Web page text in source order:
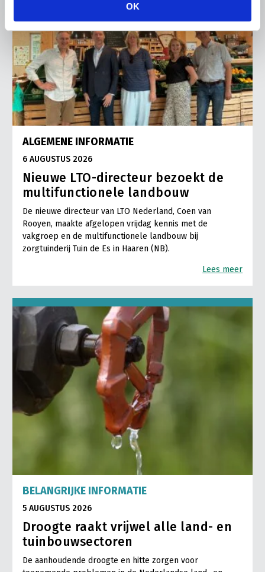
OK
ALGEMENE INFORMATIE
6 AUGUSTUS 2026
Nieuwe LTO-directeur bezoekt de
multifunctionele landbouw
De nieuwe directeur van LTO Nederland, Coen van
Rooyen, maakte afgelopen vrijdag kennis met de
vakgroep en de multifunctionele landbouw bij
zorgtuinderij Tuin de Es in Haaren (NB).
Lees meer
BELANGRIJKE INFORMATIE
5 AUGUSTUS 2026
Droogte raakt vrijwel alle land- en
tuinbouwsectoren
De aanhoudende droogte en hitte zorgen voor